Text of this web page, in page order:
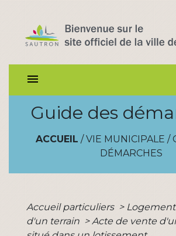
menu
Guide des
ACCUEIL / VIE MUNICIPALE /
DÉMARCHES
Accueil particuliers > Logement
d'un terrain > Acte de vente